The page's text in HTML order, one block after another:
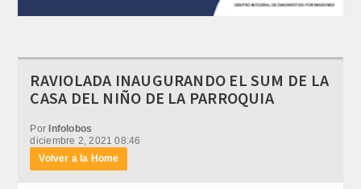
RAVIOLADA INAUGURANDO EL SUM DE LA
CASA DEL NIÑO DE LA PARROQUIA
PorInfolobos
diciembre 2, 2021 08:46
Volver a la Home